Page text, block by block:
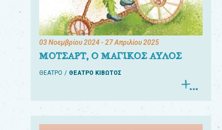
03 Νοεμβρίου 2024- 27 Απριλίου 2025
ΜΟΤΣΑΡΤ, Ο ΜΑΓΙΚΟΣ ΑΥΛΟΣ
ΘΕΑΤΡΟ ΘΕΑΤΡΟ ΚΙΒΩΤΟΣ